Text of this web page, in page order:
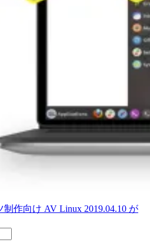
作向け AV Linux 2019.04.10 が